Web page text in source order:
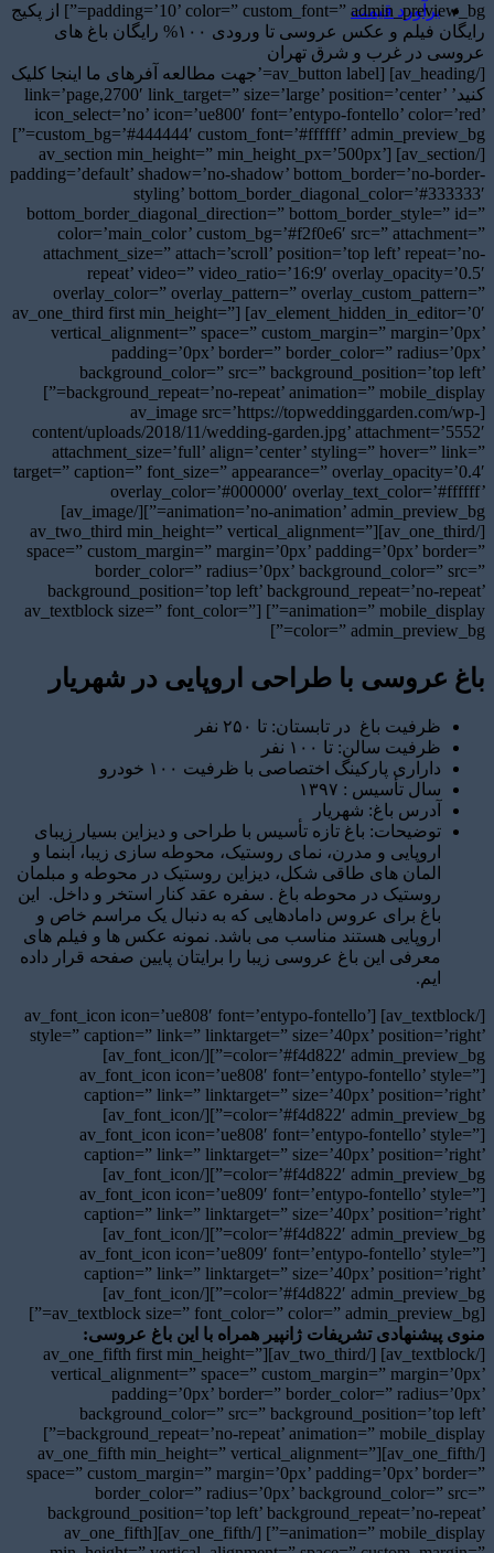
برآورد قیمت
padding=’10’ color=” custom_font=” admin_preview_bg=”] از پکیج
رایگان فیلم و عکس عروسی تا ورودی ۱۰۰% رایگان باغ های
عروسی در غرب و شرق تهران
[/av_heading] [av_button label=’جهت مطالعه آفرهای ما اینجا کلیک
کنید’ link=’page,2700′ link_target=” size=’large’ position=’center’
icon_select=’no’ icon=’ue800′ font=’entypo-fontello’ color=’red’
custom_bg=’#444444′ custom_font=’#ffffff’ admin_preview_bg=”]
[/av_section] [av_section min_height=” min_height_px=’500px’
padding=’default’ shadow=’no-shadow’ bottom_border=’no-border-
styling’ bottom_border_diagonal_color=’#333333′
bottom_border_diagonal_direction=” bottom_border_style=” id=”
color=’main_color’ custom_bg=’#f2f0e6′ src=” attachment=”
attachment_size=” attach=’scroll’ position=’top left’ repeat=’no-
repeat’ video=” video_ratio=’16:9′ overlay_opacity=’0.5′
overlay_color=” overlay_pattern=” overlay_custom_pattern=”
av_element_hidden_in_editor=’0′] [av_one_third first min_height=”
vertical_alignment=” space=” custom_margin=” margin=’0px’
padding=’0px’ border=” border_color=” radius=’0px’
background_color=” src=” background_position=’top left’
background_repeat=’no-repeat’ animation=” mobile_display=”]
[av_image src=’https://topweddinggarden.com/wp-
content/uploads/2018/11/wedding-garden.jpg’ attachment=’5552′
attachment_size=’full’ align=’center’ styling=” hover=” link=”
target=” caption=” font_size=” appearance=” overlay_opacity=’0.4′
overlay_color=’#000000′ overlay_text_color=’#ffffff’
animation=’no-animation’ admin_preview_bg=”][/av_image]
[/av_one_third][av_two_third min_height=” vertical_alignment=”
space=” custom_margin=” margin=’0px’ padding=’0px’ border=”
border_color=” radius=’0px’ background_color=” src=”
background_position=’top left’ background_repeat=’no-repeat’
animation=” mobile_display=”] [av_textblock size=” font_color=”
color=” admin_preview_bg=”]
باغ عروسی با طراحی اروپایی در شهریار
ظرفیت باغ در تابستان: تا ۲۵۰ نفر
ظرفیت سالن: تا ۱۰۰ نفر
داراری پارکینگ اختصاصی با ظرفیت ۱۰۰ خودرو
سال تأسیس : ۱۳۹۷
آدرس باغ: شهریار
توضیحات: باغ تازه تأسیس با طراحی و دیزاین بسیار زیبای
اروپایی و مدرن، نمای روستیک، محوطه سازی زیبا، آبنما و
المان های طاقی شکل، دیزاین روستیک در محوطه و مبلمان
روستیک در محوطه باغ . سفره عقد کنار استخر و داخل. این
باغ برای عروس دامادهایی که به دنبال یک مراسم خاص و
اروپایی هستند مناسب می باشد. نمونه عکس ها و فیلم های
معرفی این باغ عروسی زیبا را برایتان پایین صفحه قرار داده
ایم.
[/av_textblock] [av_font_icon icon=’ue808′ font=’entypo-fontello’
style=” caption=” link=” linktarget=” size=’40px’ position=’right’
color=’#f4d822′ admin_preview_bg=”][/av_font_icon]
[av_font_icon icon=’ue808′ font=’entypo-fontello’ style=”
caption=” link=” linktarget=” size=’40px’ position=’right’
color=’#f4d822′ admin_preview_bg=”][/av_font_icon]
[av_font_icon icon=’ue808′ font=’entypo-fontello’ style=”
caption=” link=” linktarget=” size=’40px’ position=’right’
color=’#f4d822′ admin_preview_bg=”][/av_font_icon]
[av_font_icon icon=’ue809′ font=’entypo-fontello’ style=”
caption=” link=” linktarget=” size=’40px’ position=’right’
color=’#f4d822′ admin_preview_bg=”][/av_font_icon]
[av_font_icon icon=’ue809′ font=’entypo-fontello’ style=”
caption=” link=” linktarget=” size=’40px’ position=’right’
color=’#f4d822′ admin_preview_bg=”][/av_font_icon]
[av_textblock size=” font_color=” color=” admin_preview_bg=”]
منوی پیشنهادی تشریفات ژانپیر همراه با این باغ عروسی:
[/av_textblock] [/av_two_third][av_one_fifth first min_height=”
vertical_alignment=” space=” custom_margin=” margin=’0px’
padding=’0px’ border=” border_color=” radius=’0px’
background_color=” src=” background_position=’top left’
background_repeat=’no-repeat’ animation=” mobile_display=”]
[/av_one_fifth][av_one_fifth min_height=” vertical_alignment=”
space=” custom_margin=” margin=’0px’ padding=’0px’ border=”
border_color=” radius=’0px’ background_color=” src=”
background_position=’top left’ background_repeat=’no-repeat’
animation=” mobile_display=”] [/av_one_fifth][av_one_fifth